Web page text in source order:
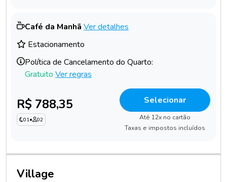
Café da Manhã Ver detalhes
Estacionamento
Política de Cancelamento do Quarto:
Gratuito Ver regras
R$ 788,35
01• 02
Selecionar
Até 12x no cartão
Taxas e impostos incluídos
Village